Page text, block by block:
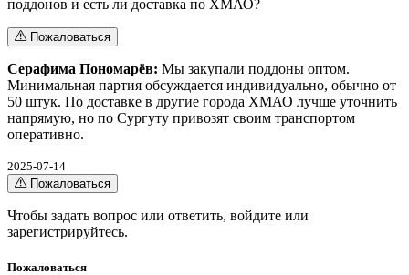
поддонов и есть ли доставка по ХМАО?
Пожаловаться
Серафима Пономарёв: Мы закупали поддоны оптом.
Минимальная партия обсуждается индивидуально, обычно от
50 штук. По доставке в другие города ХМАО лучше уточнить
напрямую, но по Сургуту привозят своим транспортом
оперативно.
2025-07-14
Пожаловаться
Чтобы задать вопрос или ответить, войдите или
зарегистрируйтесь.
Пожаловаться